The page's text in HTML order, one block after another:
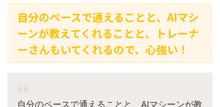
自分のペースで通えることと、AIマシ
ーンが教えてくれることと、トレーナ
ーさんもいてくれるので、心強い！
自分のペースで通えることと、AIマシーンが教